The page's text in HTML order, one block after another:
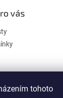
tohoto
vás